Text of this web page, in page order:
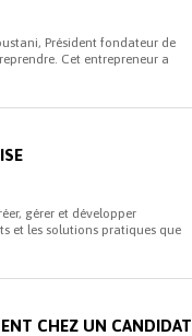
Président fondateur de
Cet entrepreneur a
gérer et développer
et les solutions pratiques que
CHEZ UN CANDIDAT